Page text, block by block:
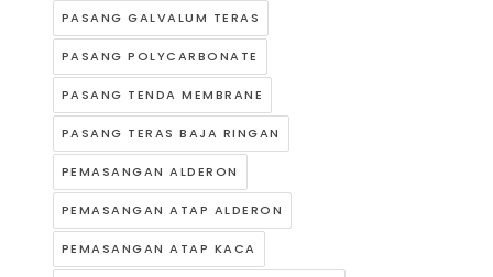
PASANG GALVALUM TERAS
PASANG POLYCARBONATE
PASANG TENDA MEMBRANE
PASANG TERAS BAJA RINGAN
PEMASANGAN ALDERON
PEMASANGAN ATAP ALDERON
PEMASANGAN ATAP KACA